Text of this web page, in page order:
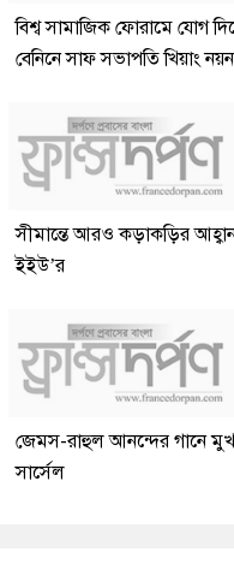
বিশ্ব সামাজিক ফোরামে যোগ
বেনিনে সাফ সভাপতি খিয়াং নয়ন
সীমান্তে আরও কড়াকড়ির
ইইউ’র
জেমস-রাহুল আনন্দের গানে
সার্সেল